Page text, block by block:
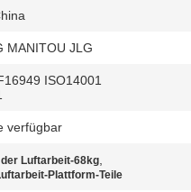
MANITOU JLG
ISO14001
verfügbar
Luftarbeit-68kg,
Plattform-Teile